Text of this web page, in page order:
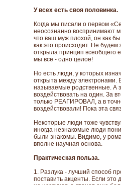
У всех есть своя половинка.
Когда мы писали о первом
неосознанно воспринимают
что ваш муж плохой, он как
как это происходит. Не будем
открыла принцип всеобщего
мы все - одно целое!
Но есть люди, у которых
открыта между электронами.
называемые родственные. А
воздействовать на один. За
только РЕАГИРОВАЛ, а в
воздействовали! Пока эта
Некоторые люди тоже
иногда незнакомые люди
были знакомы. Видимо, у
вполне научная основа.
Практическая польза.
1. Разлука - лучший способ
поставить акценты. Если это